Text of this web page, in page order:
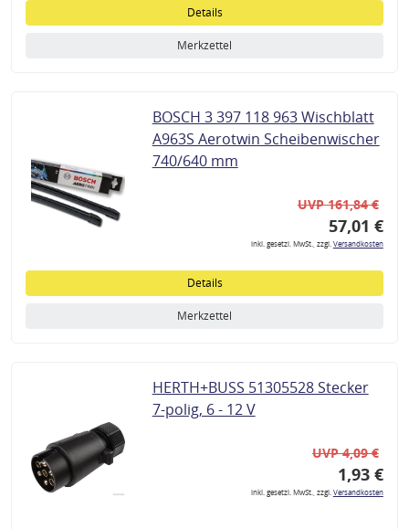
Details
Merkzettel
BOSCH 3 397 118 963 Wischblatt
A963S Aerotwin Scheibenwischer
740/640 mm
UVP 161,84 €
57,01 €
inkl. gesetzl. MwSt., zzgl.Versandkosten
Details
Merkzettel
HERTH+BUSS 51305528 Stecker
7-polig, 6 - 12 V
UVP 4,09 €
1,93 €
inkl. gesetzl. MwSt., zzgl.Versandkosten